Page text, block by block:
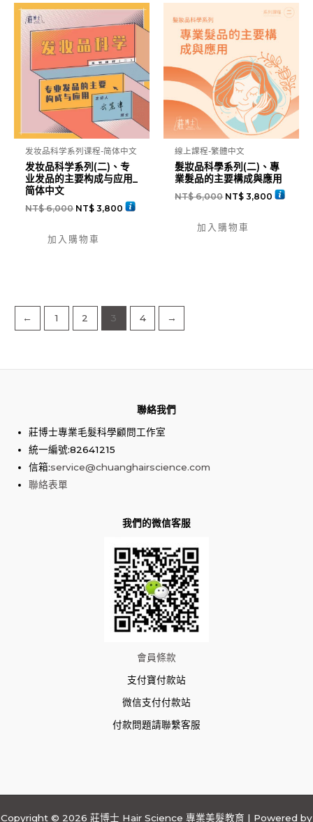
发妆品科学系列课程-简体中文
发妆品科学系列(二)、专
业发品的主要构成与应用_
简体中文
NT$6,000 NT$ 3,800
加入購物車
線上課程-繁體中文
髮妝品科學系列(二)、專
業髮品的主要構成與應用
NT$6,000 NT$ 3,800
加入購物車
← 1 2 3 4 →
聯絡我們
莊博士專業毛髮科學顧問工作室
統一編號:82641215
信箱:service@chuanghairscience.com
聯絡表單
我們的微信客服
會員條款
支付寶付款站
微信支付付款站
付款問題請聯繫客服
Copyright © 2026 莊博士 Hair Science 專業美髮教育 | Powered by